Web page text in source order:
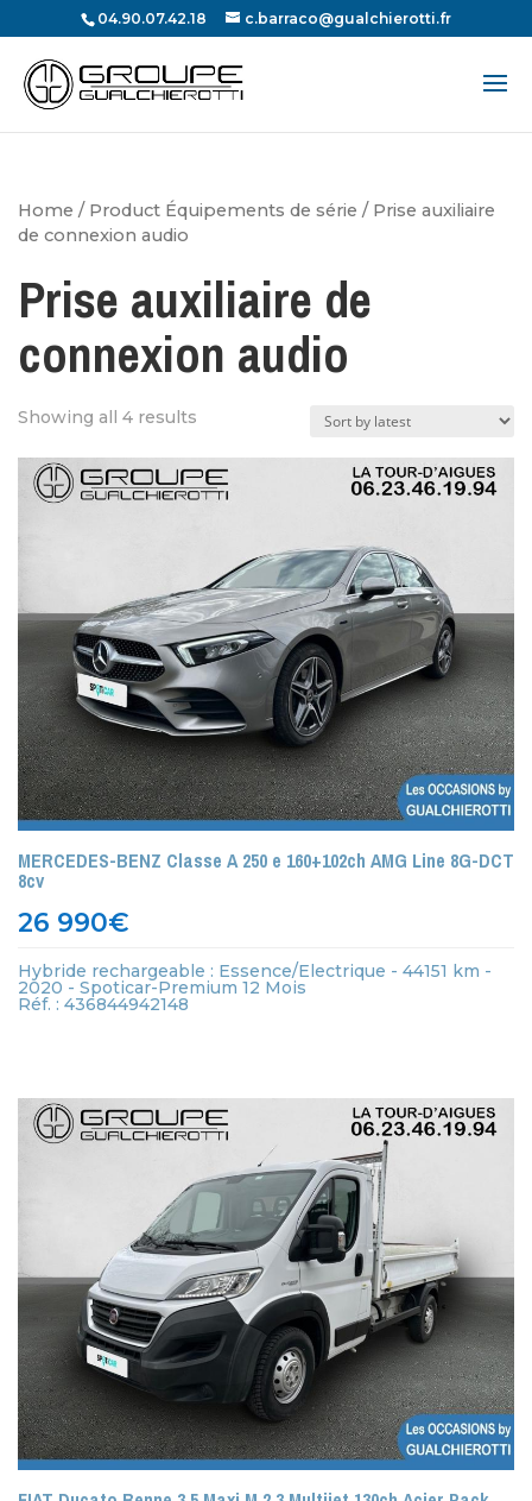
04.90.07.42.18 c.barraco@gualchierotti.fr
Recherche
de
produits
Home / Product Équipements de série / Prise auxiliaire
de connexion audio
Prise auxiliaire de
connexion audio
Showing all 4 results
MERCEDES-BENZ Classe A 250 e 160+102ch AMG Line 8G-DCT
8cv
26 990€
Hybride rechargeable : Essence/Electrique - 44151 km -
2020 - Spoticar-Premium 12 Mois
Réf. : 436844942148